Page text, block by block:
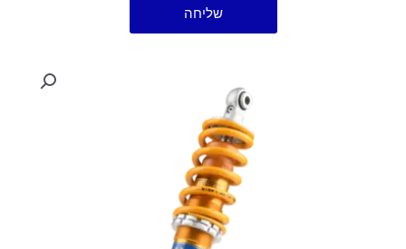
שליחה